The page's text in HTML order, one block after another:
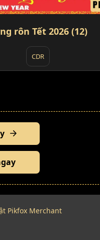
rôn Tết 2026 (12)
CDR
Pikfox Merchant